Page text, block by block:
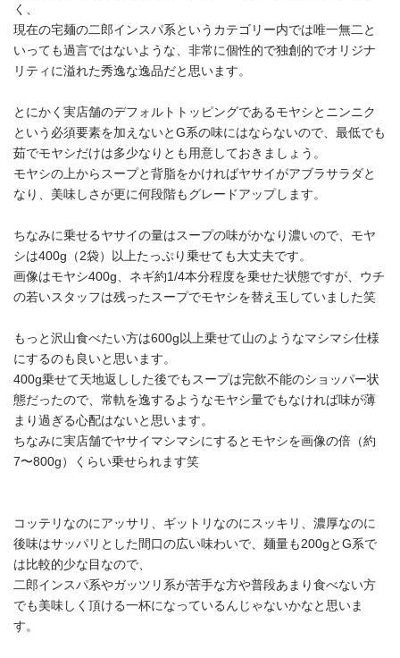
く、
現在の宅麺の二郎インスパ系というカテゴリー内では唯一無二と
いっても過言ではないような、非常に個性的で独創的でオリジナ
リティに溢れた秀逸な逸品だと思います。
とにかく実店舗のデフォルトトッピングであるモヤシとニンニク
という必須要素を加えないとG系の味にはならないので、最低でも
茹でモヤシだけは多少なりとも用意しておきましょう。
モヤシの上からスープと背脂をかければヤサイがアブラサラダと
なり、美味しさが更に何段階もグレードアップします。
ちなみに乗せるヤサイの量はスープの味がかなり濃いので、モヤ
シは400g（2袋）以上たっぷり乗せても大丈夫です。
画像はモヤシ400g、ネギ約1/4本分程度を乗せた状態ですが、ウチ
の若いスタッフは残ったスープでモヤシを替え玉していました笑
もっと沢山食べたい方は600g以上乗せて山のようなマシマシ仕様
にするのも良いと思います。
400g乗せて天地返しした後でもスープは完飲不能のショッパー状
態だったので、常軌を逸するようなモヤシ量でもなければ味が薄
まり過ぎる心配はないと思います。
ちなみに実店舗でヤサイマシマシにするとモヤシを画像の倍（約
7〜800g）くらい乗せられます笑
コッテリなのにアッサリ、ギットリなのにスッキリ、濃厚なのに
後味はサッパリとした間口の広い味わいで、麺量も200gとG系で
は比較的少な目なので、
二郎インスパ系やガッツリ系が苦手な方や普段あまり食べない方
でも美味しく頂ける一杯になっているんじゃないかなと思いま
す。